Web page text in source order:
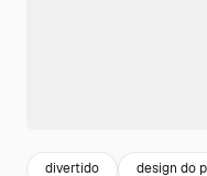
divertido design do